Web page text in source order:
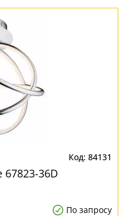
84131
36D
По запросу